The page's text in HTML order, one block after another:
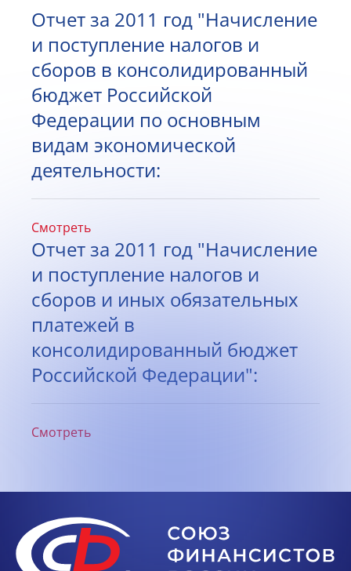
Отчет за 2011 год "Начисление
и поступление налогов и
сборов в консолидированный
бюджет Российской
Федерации по основным
видам экономической
деятельности:
Смотреть
Отчет за 2011 год "Начисление
и поступление налогов и
сборов и иных обязательных
платежей в
консолидированный бюджет
Российской Федерации":
Смотреть